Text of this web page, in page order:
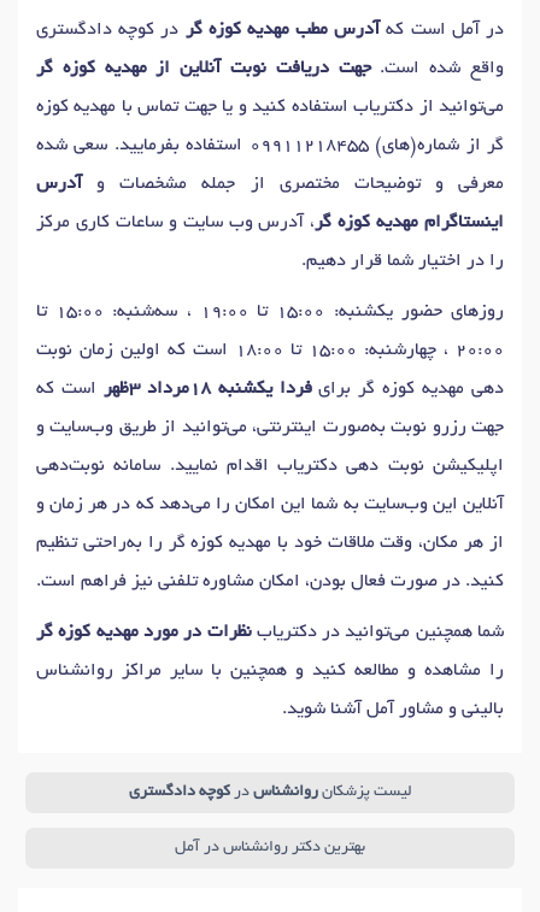
در آمل است که آدرس مطب مهدیه کوزه گر
در کوچه دادگستری
واقع شده است.جهت دریافت نوبت آنلاین از مهدیه کوزه گر
می‌توانید از دکتریاب استفاده کنید و یا جهت تماس با مهدیه کوزه
گر از شماره(های)09911218455
استفاده بفرمایید. سعی شده
معرفی و توضیحات مختصری از جمله مشخصات و آدرس
اینستاگرام مهدیه کوزه گر ، آدرس وب سایت و ساعات کاری مرکز
را در اختیار شما قرار دهیم.
روزهای حضور یکشنبه: 15:00 تا 19:00 ، سه‌شنبه: 15:00 تا
20:00 ، چهارشنبه: 15:00 تا 18:00 است که اولین زمان نوبت
دهی مهدیه کوزه گر برایفردا یکشنبه 18مرداد 3ظهر
است که
جهت رزرو نوبت به‌صورت اینترنتی، می‌توانید از طریق وب‌سایت و
اپلیکیشن نوبت دهی دکتریاب اقدام نمایید. سامانه نوبت‌دهی
آنلاین این وب‌سایت به شما این امکان را می‌دهد که در هر زمان و
از هر مکان، وقت ملاقات خود با مهدیه کوزه گر را به‌راحتی تنظیم
کنید. در صورت فعال بودن، امکان مشاوره تلفنی نیز فراهم است.
شما همچنین می‌توانید در دکتریابنظرات در مورد مهدیه کوزه گر
را مشاهده و مطالعه کنید و همچنین با سایر مراکز روانشناس
بالینی و مشاور آمل آشنا شوید.
لیست پزشکانروانشناس درکوچه دادگستری
بهترین دکتر روانشناس در آمل